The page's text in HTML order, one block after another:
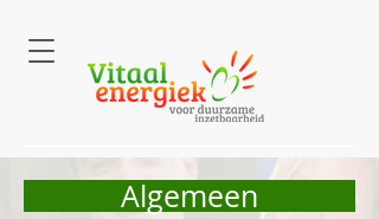
Algemeen